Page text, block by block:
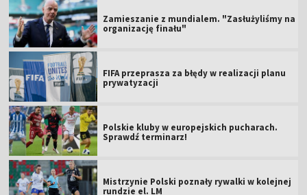
Zamieszanie z mundialem. "Zasłużyliśmy na
organizację finału"
FIFA przeprasza za błędy w realizacji planu
prywatyzacji
Polskie kluby w europejskich pucharach.
Sprawdź terminarz!
Mistrzynie Polski poznały rywalki w kolejnej
rundzie el. LM